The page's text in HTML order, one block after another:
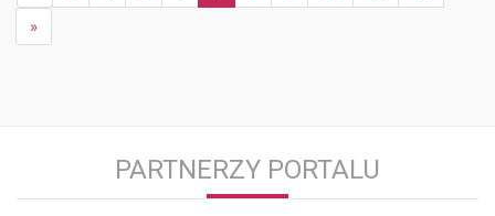
»
PARTNERZY PORTALU